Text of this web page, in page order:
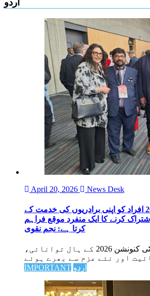
اردو
April 20, 2026 News Desk
لبرل کنونشن 2026 افراد کو اپنی برادریوں کی خدمت کے
کرنے کا ایک منفرد موقع فراہم
کرتا ہے: نجم نقوی
مونٹریال میں لبرل پارٹی کنونشن 2026 کے ہال توانائی،
IMPORTANT اردو